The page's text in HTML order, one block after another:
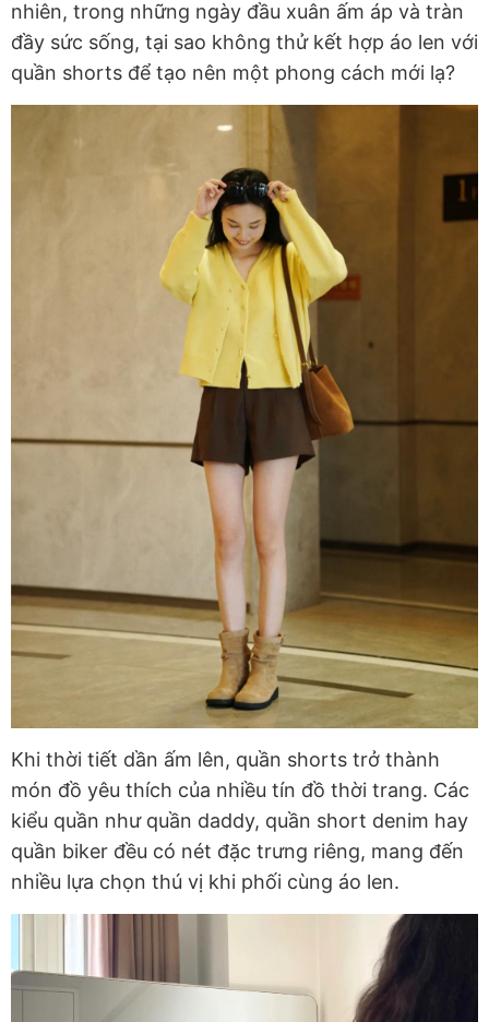
nhiên, trong những ngày đầu xuân ấm áp và tràn
đầy sức sống, tại sao không thử kết hợp áo len với
quần shorts để tạo nên một phong cách mới lạ?
Khi thời tiết dần ấm lên, quần shorts trở thành
món đồ yêu thích của nhiều tín đồ thời trang. Các
kiểu quần như quần daddy, quần short denim hay
quần biker đều có nét đặc trưng riêng, mang đến
nhiều lựa chọn thú vị khi phối cùng áo len.